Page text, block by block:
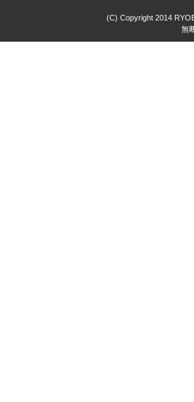
(C) Copyright 2014
無